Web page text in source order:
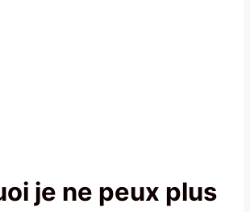
je ne peux plus